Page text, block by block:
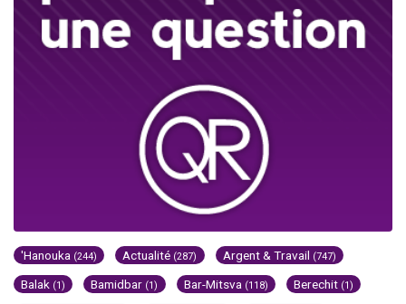
'Hanouka (244) Actualité (287) Argent & Travail (747)
Balak (1) Bamidbar (1) Bar-Mitsva (118) Berechit (1)